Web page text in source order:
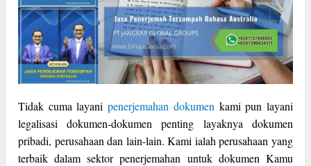
Tidak cuma layanipenerjemahan dokumen kami pun layani
legalisasi dokumen-dokumen penting layaknya dokumen
pribadi, perusahaan dan lain-lain. Kami ialah perusahaan yang
terbaik dalam sektor penerjemahan untuk dokumen Kamu